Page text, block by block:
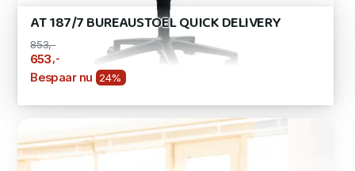
AT 187/7 BUREAUSTOEL QUICK DELIVERY
853,-
653 ,-
Bespaar nu 24%